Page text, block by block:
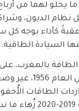
يحلو لهما من
نظام الديون،
كأداء بوجه كل
السيادة الطاقية.
بالمغرب،
استقلال البلد في
الطاقات